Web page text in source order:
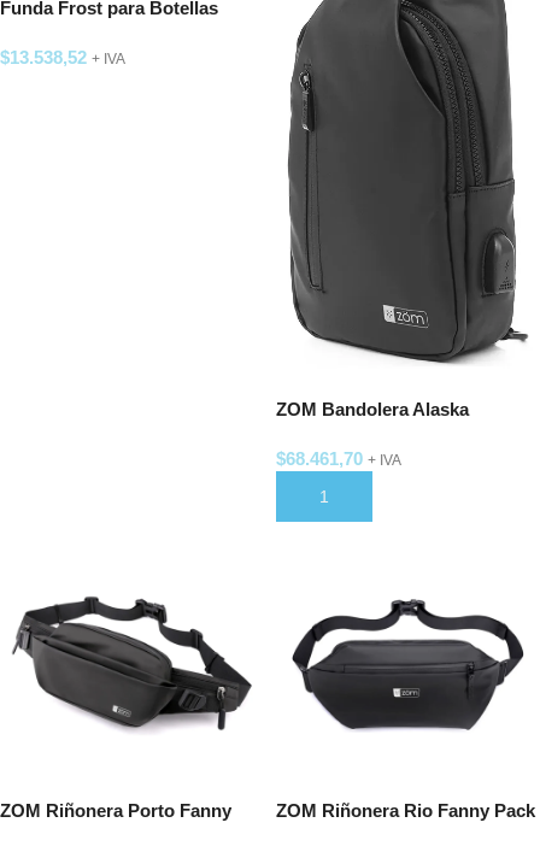
Funda Frost para Botellas
$13.538,52 + IVA
ZOM Bandolera Alaska
10″-11″ USB
$68.461,70 + IVA
AÑADIR AL CARRITO
ZOM Riñonera Porto Fanny
ZOM Riñonera Rio Fanny Pack